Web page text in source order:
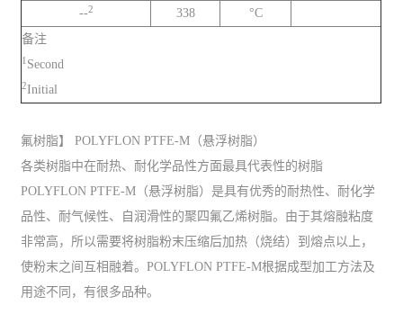
--2 338
°C
备注
1 Second
2Initial
氟树脂】 POLYFLON PTFE-M（悬浮树脂）
各类树脂中在耐热、耐化学品性方面最具代表性的树脂
POLYFLON PTFE-M（悬浮树脂）是具有优秀的耐热性、耐化学
品性、耐气候性、自润滑性的聚四氟乙烯树脂。由于其熔融粘度
非常高，所以需要将树脂粉末压缩后加热（烧结）到熔点以上，
使粉末之间互相融着。POLYFLON PTFE-M根据成型加工方法及
用途不同，有很多品种。